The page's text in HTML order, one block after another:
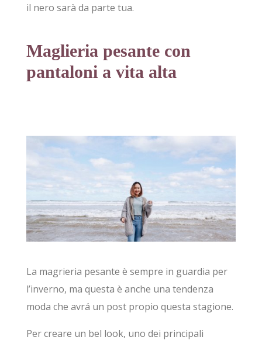
il nero sarà da parte tua.
Maglieria pesante con
pantaloni a vita alta
La magrieria pesante è sempre in guardia per
l’inverno, ma questa è anche una tendenza
moda che avrá un post propio questa stagione.
Per creare un bel look, uno dei principali